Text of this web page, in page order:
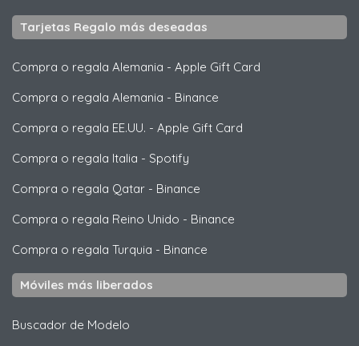
Tarjetas Regalo más deseadas
Compra o regala Alemania - Apple Gift Card
Compra o regala Alemania - Binance
Compra o regala EE.UU. - Apple Gift Card
Compra o regala Italia - Spotify
Compra o regala Qatar - Binance
Compra o regala Reino Unido - Binance
Compra o regala Turquia - Binance
Móviles más liberados
Buscador de Modelo